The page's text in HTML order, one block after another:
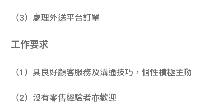
（3）處理外送平台訂單
工作要求
（1）具良好顧客服務及溝通技巧，個性積極主動
（2）沒有零售經驗者亦歡迎